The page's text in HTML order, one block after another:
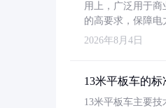
用上，广泛用于
的高要求，保障电
2026年8月4日
13米平板车的
13米平板车主要技